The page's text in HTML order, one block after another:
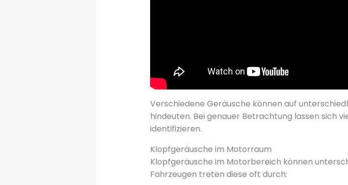
Verschiedene Geräusche können auf
hindeuten. Bei genauer Betrachtung lassen sich
identifizieren.
Klopfgeräusche im Motorraum
Klopfgeräusche im Motorbereich können
Fahrzeugen treten diese oft durch: